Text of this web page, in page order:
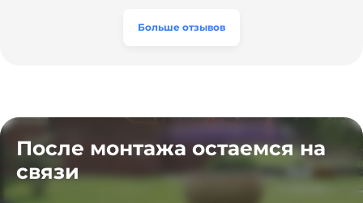
эту компанию всем, кто ищет надёжных
Больше отзывов
После монтажа остаемся на
связи